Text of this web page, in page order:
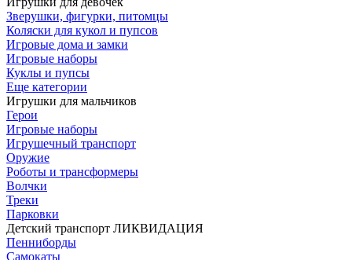
Зверушки, фигурки, питомцы
Коляски для кукол и пупсов
Игровые дома и замки
Игровые наборы
Куклы и пупсы
Еще категории
Игрушки для мальчиков
Герои
Игровые наборы
Игрушечный транспорт
Оружие
Роботы и трансформеры
Волчки
Треки
Парковки
Детский транспорт ЛИКВИДАЦИЯ
Пенниборды
Самокаты